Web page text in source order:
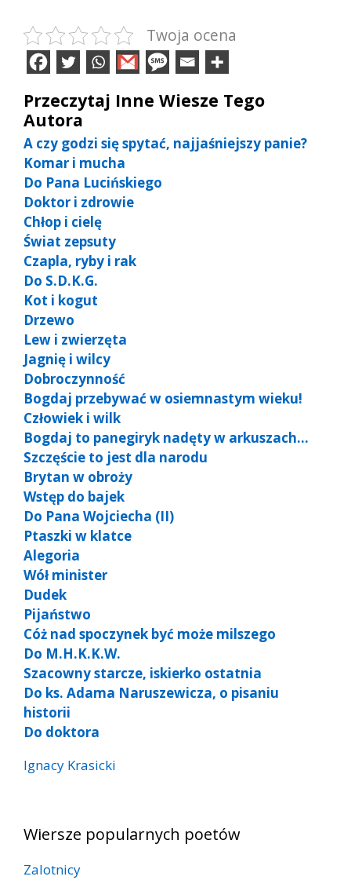
Twoja ocena
Przeczytaj Inne Wiesze Tego
Autora
A czy godzi się spytać, najjaśniejszy panie?
Komar i mucha
Do Pana Lucińskiego
Doktor i zdrowie
Chłop i cielę
Świat zepsuty
Czapla, ryby i rak
Do S.D.K.G.
Kot i kogut
Drzewo
Lew i zwierzęta
Jagnię i wilcy
Dobroczynność
Bogdaj przebywać w osiemnastym wieku!
Człowiek i wilk
Bogdaj to panegiryk nadęty w arkuszach…
Szczęście to jest dla narodu
Brytan w obroży
Wstęp do bajek
Do Pana Wojciecha (II)
Ptaszki w klatce
Alegoria
Wół minister
Dudek
Pijaństwo
Cóż nad spoczynek być może milszego
Do M.H.K.K.W.
Szacowny starcze, iskierko ostatnia
Do ks. Adama Naruszewicza, o pisaniu
historii
Do doktora
Ignacy Krasicki
Wiersze popularnych poetów
Zalotnicy